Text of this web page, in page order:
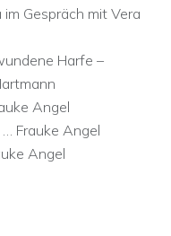
im Gespräch mit Vera
Harfe –
Angel
Frauke Angel
Angel